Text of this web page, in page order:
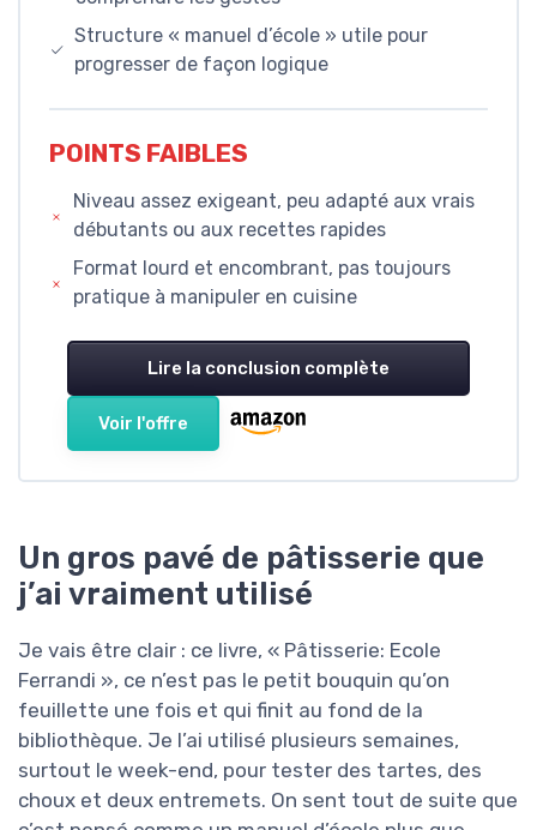
Structure « manuel d’école » utile pour
progresser de façon logique
POINTS FAIBLES
Niveau assez exigeant, peu adapté aux vrais
débutants ou aux recettes rapides
Format lourd et encombrant, pas toujours
pratique à manipuler en cuisine
Lire la conclusion complète
Voir l'offre
Un gros pavé de pâtisserie que
j’ai vraiment utilisé
Je vais être clair : ce livre, « Pâtisserie: Ecole
Ferrandi », ce n’est pas le petit bouquin qu’on
feuillette une fois et qui finit au fond de la
bibliothèque. Je l’ai utilisé plusieurs semaines,
surtout le week-end, pour tester des tartes, des
choux et deux entremets. On sent tout de suite que